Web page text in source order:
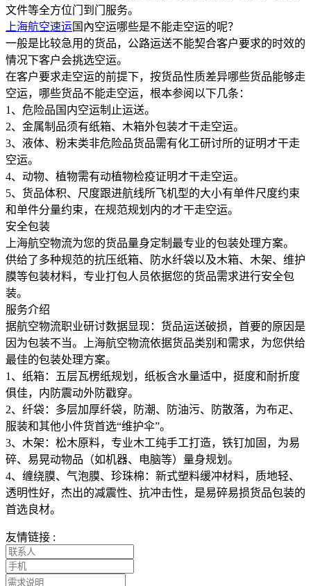
文件等全方位门到门服务。
上海航空速运国內空运哪些是不能走空运的呢？
一般是比较急用的货品，公路运送不能契合客户要求的时效的
情况下客户会挑选空运。
在客户要求走空运的前提下，按货品性质差异哪些货品能够走
空运，哪些货品不能走空运，根本参阅以下几条：
1、危险品国内空运制止运送。
2、金属制品须有纸箱、木箱外包装才干走空运。
3、液体、粉末类非危险品货品需有化工研讨所的证明才干走
空运。
4、动物、植物需有动植物检疫证明才干走空运。
5、货品体积、尺度跟进航线所飞机型的大小有单件尺度约束
和单件分量约束，在规范规划内的才干走空运。
安全包装
上海航空物流为您的货品量身定制最专业的包装处理方案。
供给了多种规范的抗压纸箱、防水纤袋以及木箱、木架、维护
膜等包装材料，专业打包人员依据您的货品需求进行安全包
装。
服务介绍
据航空物流职业研讨数据显现：货品运送破损，首要的原因是
因为包装不当。上海航空物流依据货品类别和需求，为您供给
最佳的包装处理方案。
1、纸箱：五层瓦楞纸规划，纸板含水量适中，挺度和耐折度
俱佳，内防震动外防戳穿。
2、纤袋：多层加厚纤袋，防潮、防油污、防散落，为布疋、
服装和其他小件货首选“维护伞”。
3、木架：松木原料，专业木工纯手工打造，铁钉加固，为易
碎、易晃动物品（如机器、电脑等）量身规划。
4、缠绕膜、气泡膜、珍珠棉：新式塑料缓冲材料，质地轻、
透明性好，杰出的减震性、抗冲击性，是易碎易损货品包装的
首选良材。
友情链接 :